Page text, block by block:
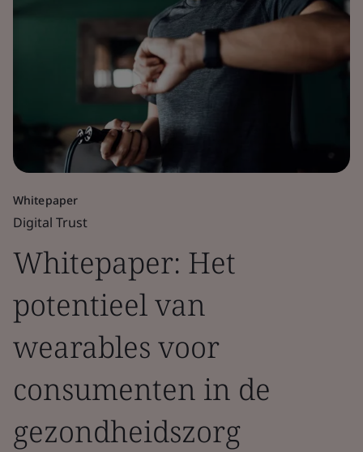
Whitepaper
Digital Trust
Whitepaper: Het
potentieel van
wearables voor
consumenten in de
gezondheidszorg